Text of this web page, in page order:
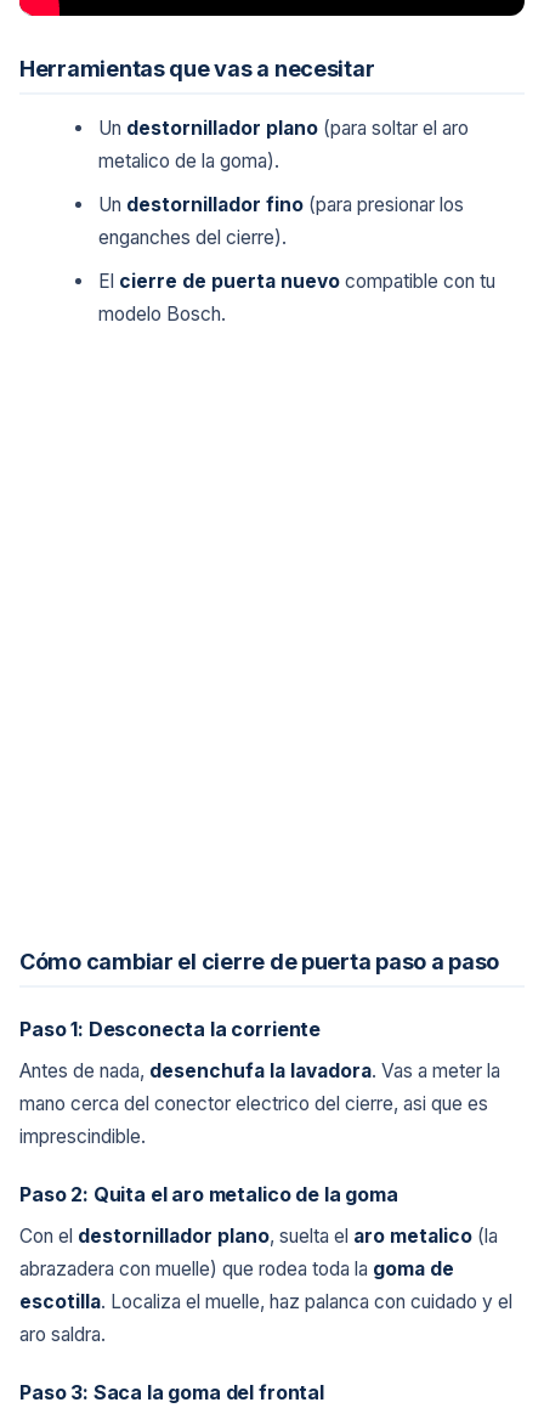
Herramientas que vas a necesitar
Un destornillador plano (para soltar el aro
metalico de la goma).
Un destornillador fino (para presionar los
enganches del cierre).
El cierre de puerta nuevo compatible con tu
modelo Bosch.
Cómo cambiar el cierre de puerta paso a paso
Paso 1: Desconecta la corriente
Antes de nada, desenchufa la lavadora. Vas a meter la
mano cerca del conector electrico del cierre, asi que es
imprescindible.
Paso 2: Quita el aro metalico de la goma
Con el destornillador plano, suelta el aro metalico (la
abrazadera con muelle) que rodea toda la goma de
escotilla. Localiza el muelle, haz palanca con cuidado y el
aro saldra.
Paso 3: Saca la goma del frontal